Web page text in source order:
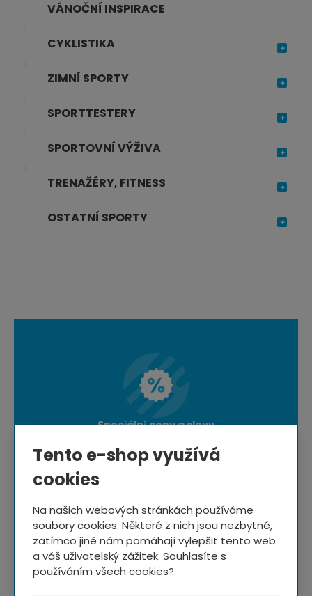
Tento e-shop využívá
cookies
Na našich webových stránkách používáme
soubory cookies. Některé z nich jsou nezbytné,
zatímco jiné nám pomáhají vylepšit tento web
a váš uživatelský zážitek. Souhlasíte s
používáním všech cookies?
VÁNOČNÍ INSPIRACE
CYKLISTIKA
ZIMNÍ SPORTY
SPORTTESTERY
SPORTOVNÍ VÝŽIVA
TRENAŽÉRY, FITNESS
OSTATNÍ SPORTY
Speciální ceny a slevy
Rady a typy ze světa
cyklistiky